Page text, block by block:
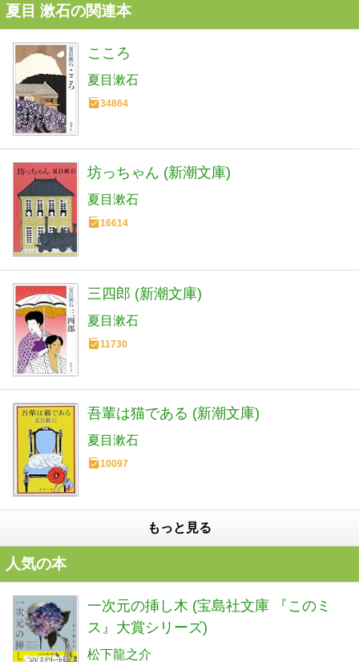
夏目 漱石の関連本
こころ
夏目漱石
34864
坊っちゃん (新潮文庫)
夏目漱石
16614
三四郎 (新潮文庫)
夏目漱石
11730
吾輩は猫である (新潮文庫)
夏目漱石
10097
もっと見る
人気の本
一次元の挿し木 (宝島社文庫 『このミ
ス』大賞シリーズ)
松下龍之介